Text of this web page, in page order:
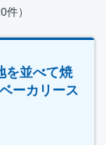
件）
を並べて焼
ーカリース